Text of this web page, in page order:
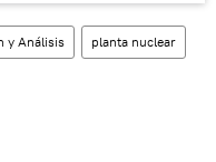
y Análisis planta nuclear